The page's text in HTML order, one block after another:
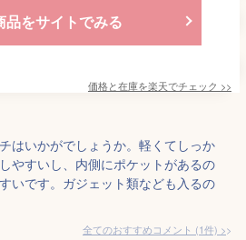
品をサイトでみる
価格と在庫を楽天でチェック >>
はいかがでしょうか。軽くてしっか
やすいし、内側にポケットがあるの
いです。ガジェット類なども入るの
全てのおすすめコメント (1件) >